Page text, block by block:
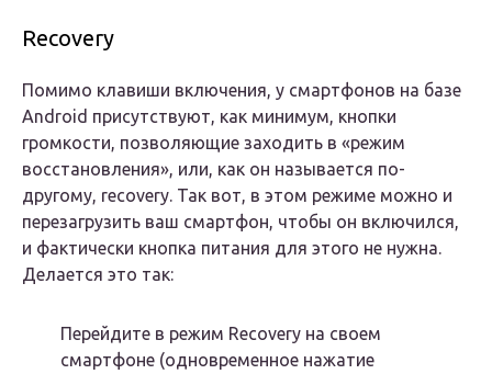
Recovery
Помимо клавиши включения, у смартфонов на базе
Android присутствуют, как минимум, кнопки
громкости, позволяющие заходить в «режим
восстановления», или, как он называется по-
другому, recovery. Так вот, в этом режиме можно и
перезагрузить ваш смартфон, чтобы он включился,
и фактически кнопка питания для этого не нужна.
Делается это так:
Перейдите в режим Recovery на своем
смартфоне (одновременное нажатие